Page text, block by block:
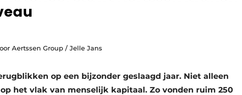
Aertssen Group / Jelle Jans
op een bijzonder geslaagd jaar. Niet alleen
het vlak van menselijk kapitaal. Zo vonden ruim 250